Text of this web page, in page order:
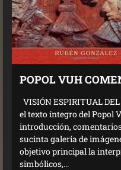
POPOL VUH
VISIÓN ESPIRITUAL
el texto íntegro del Popol
introducción,
sucinta galería de
objetivo principal la
simbólicos,...